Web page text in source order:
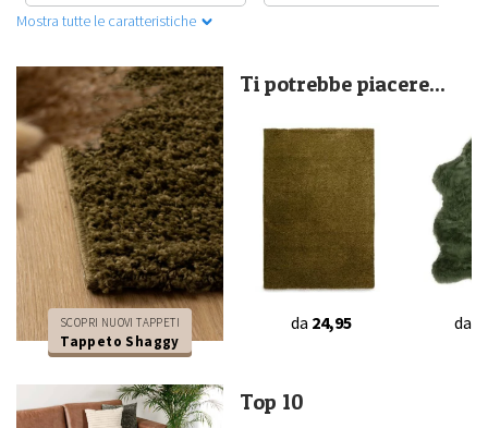
Mostra tutte le caratteristiche
SCOPRI NUOVI TAPPETI
Tappeto Shaggy
Ti potrebbe piacere...
da 24,95 da
Top 10